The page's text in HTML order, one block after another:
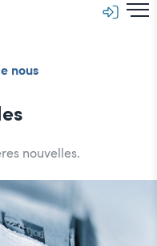
nous
nouvelles.